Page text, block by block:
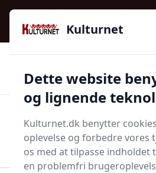
Kulturnet - Alt Det Gode I Livet |
2016
97 kategorier 👍Kun godkendte
Start søgning
Start søgning
Kulturnet
Dette website
og lignende
Kulturnet.dk benytter
oplevelse og forbedre vores
os med at tilpasse indholdet
en problemfri